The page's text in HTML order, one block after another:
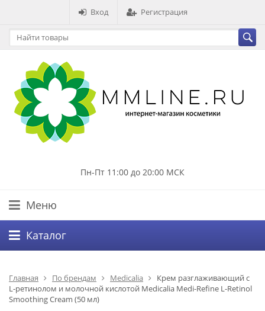
Вход Регистрация
Пн-Пт 11:00 до 20:00 МСК
Меню
Каталог
Главная По брендам Medicalia
Крем разглаживающий с
L-ретинолом и молочной кислотой Medicalia Medi-Refine L-Retinol
Smoothing Cream (50 мл)